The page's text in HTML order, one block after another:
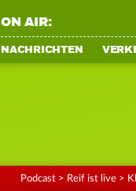
ON AIR:
NACHRICHTEN
Podcast > Reif ist live >